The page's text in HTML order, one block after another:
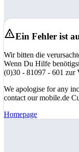
Ein Fehler ist
Wir bitten die
Wenn Du Hilfe
(0)30 - 81097 - 601 zur
We apologise for any
contact our mobile.de
Homepage